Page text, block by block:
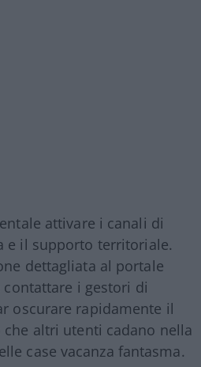
attivare i canali di
e il supporto territoriale.
dettagliata al portale
contattare i gestori di
oscurare rapidamente il
altri utenti cadano nella
case vacanza fantasma.